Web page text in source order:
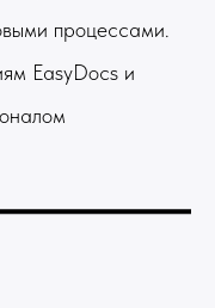
процессами.
EasyDocs и